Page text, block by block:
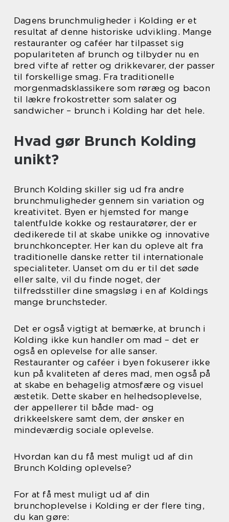
Dagens brunchmuligheder i Kolding er et
resultat af denne historiske udvikling. Mange
restauranter og caféer har tilpasset sig
populariteten af brunch og tilbyder nu en
bred vifte af retter og drikkevarer, der passer
til forskellige smag. Fra traditionelle
morgenmadsklassikere som røræg og bacon
til lækre frokostretter som salater og
sandwicher – brunch i Kolding har det hele.
Hvad gør Brunch Kolding
unikt?
Brunch Kolding skiller sig ud fra andre
brunchmuligheder gennem sin variation og
kreativitet. Byen er hjemsted for mange
talentfulde kokke og restauratører, der er
dedikerede til at skabe unikke og innovative
brunchkoncepter. Her kan du opleve alt fra
traditionelle danske retter til internationale
specialiteter. Uanset om du er til det søde
eller salte, vil du finde noget, der
tilfredsstiller dine smagsløg i en af Koldings
mange brunchsteder.
Det er også vigtigt at bemærke, at brunch i
Kolding ikke kun handler om mad – det er
også en oplevelse for alle sanser.
Restauranter og caféer i byen fokuserer ikke
kun på kvaliteten af deres mad, men også på
at skabe en behagelig atmosfære og visuel
æstetik. Dette skaber en helhedsoplevelse,
der appellerer til både mad- og
drikkeelskere samt dem, der ønsker en
mindeværdig sociale oplevelse.
Hvordan kan du få mest muligt ud af din
Brunch Kolding oplevelse?
For at få mest muligt ud af din
brunchoplevelse i Kolding er der flere ting,
du kan gøre: